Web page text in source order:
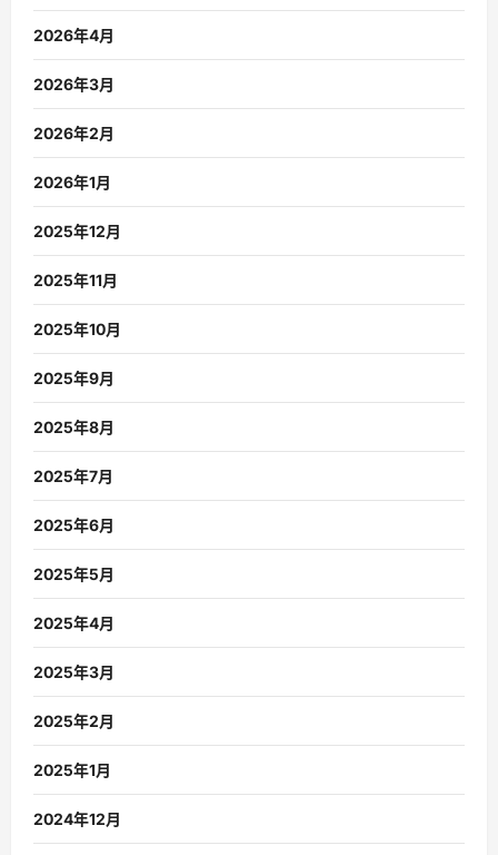
2026年4月
2026年3月
2026年2月
2026年1月
2025年12月
2025年11月
2025年10月
2025年9月
2025年8月
2025年7月
2025年6月
2025年5月
2025年4月
2025年3月
2025年2月
2025年1月
2024年12月